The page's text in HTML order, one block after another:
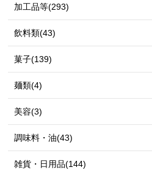
加工品等(293)
飲料類(43)
菓子(139)
麺類(4)
美容(3)
調味料・油(43)
雑貨・日用品(144)